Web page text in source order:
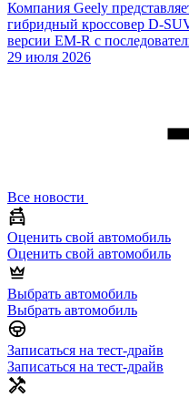
Компания Geely
гибридный кроссовер D-
версии EM-R с
29 июля 2026
Все новости
Оценить свой автомобиль
Оценить свой автомобиль
Выбрать автомобиль
Выбрать автомобиль
Записаться на тест-драйв
Записаться на тест-драйв